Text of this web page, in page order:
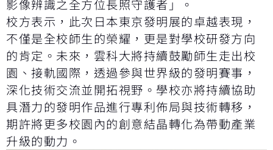
影像辨識之全方位長照守護者」。
校方表示，此次日本東京發明展的卓越表現，
不僅是全校師生的榮耀，更是對學校研發方向
的肯定。未來，雲科大將持續鼓勵師生走出校
園、接軌國際，透過參與世界級的發明賽事，
深化技術交流並開拓視野。學校亦將持續協助
具潛力的發明作品進行專利佈局與技術轉移，
期許將更多校園內的創意結晶轉化為帶動產業
升級的動力。